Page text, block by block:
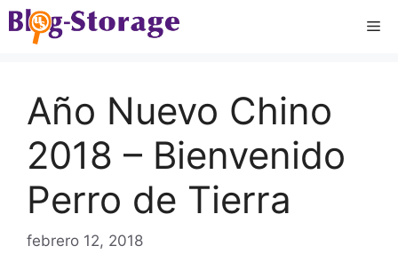
Saltar
al
Año Nuevo Chino
2018 – Bienvenido
Perro de Tierra
febrero 12, 2018